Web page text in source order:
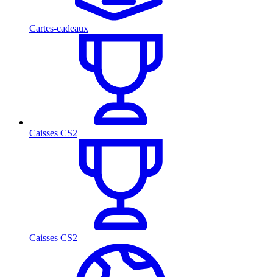
Cartes-cadeaux
Caisses CS2
Caisses CS2